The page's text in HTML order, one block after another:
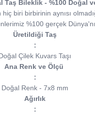
Taş Bileklik - %100 Doğal
biri birbirinin aynısı
%100 gerçek
Üretildiği Taş
:
Çilek Kuvars Taşı
Ana Renk ve Ölçü
:
Doğal Renk - 7x8 mm
Ağırlık
: